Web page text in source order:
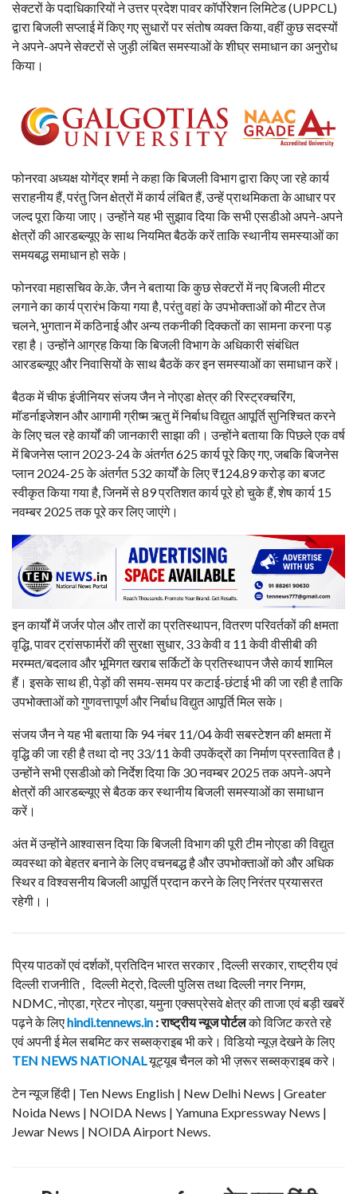
सेक्टरों के पदाधिकारियों ने उत्तर प्रदेश पावर कॉर्पोरेशन लिमिटेड (UPPCL)
द्वारा बिजली सप्लाई में किए गए सुधारों पर संतोष व्यक्त किया, वहीं कुछ सदस्यों
ने अपने-अपने सेक्टरों से जुड़ी लंबित समस्याओं के शीघ्र समाधान का अनुरोध
किया।
फोनरवा अध्यक्ष योगेंद्र शर्मा ने कहा कि बिजली विभाग द्वारा किए जा रहे कार्य
सराहनीय हैं, परंतु जिन क्षेत्रों में कार्य लंबित हैं, उन्हें प्राथमिकता के आधार पर
जल्द पूरा किया जाए। उन्होंने यह भी सुझाव दिया कि सभी एसडीओ अपने-अपने
क्षेत्रों की आरडब्ल्यूए के साथ नियमित बैठकें करें ताकि स्थानीय समस्याओं का
समयबद्ध समाधान हो सके।
फोनरवा महासचिव के.के. जैन ने बताया कि कुछ सेक्टरों में नए बिजली मीटर
लगाने का कार्य प्रारंभ किया गया है, परंतु वहां के उपभोक्ताओं को मीटर तेज
चलने, भुगतान में कठिनाई और अन्य तकनीकी दिक्कतों का सामना करना पड़
रहा है। उन्होंने आग्रह किया कि बिजली विभाग के अधिकारी संबंधित
आरडब्ल्यूए और निवासियों के साथ बैठकें कर इन समस्याओं का समाधान करें।
बैठक में चीफ इंजीनियर संजय जैन ने नोएडा क्षेत्र की रिस्ट्रक्चरिंग,
मॉडर्नाइजेशन और आगामी ग्रीष्म ऋतु में निर्बाध विद्युत आपूर्ति सुनिश्चित करने
के लिए चल रहे कार्यों की जानकारी साझा की। उन्होंने बताया कि पिछले एक वर्ष
में बिजनेस प्लान 2023-24 के अंतर्गत 625 कार्य पूरे किए गए, जबकि बिजनेस
प्लान 2024-25 के अंतर्गत 532 कार्यों के लिए ₹124.89 करोड़ का बजट
स्वीकृत किया गया है, जिनमें से 89 प्रतिशत कार्य पूरे हो चुके हैं, शेष कार्य 15
नवम्बर 2025 तक पूरे कर लिए जाएंगे।
इन कार्यों में जर्जर पोल और तारों का प्रतिस्थापन, वितरण परिवर्तकों की क्षमता
वृद्धि, पावर ट्रांसफार्मरों की सुरक्षा सुधार, 33 केवी व 11 केवी वीसीबी की
मरम्मत/बदलाव और भूमिगत खराब सर्किटों के प्रतिस्थापन जैसे कार्य शामिल
हैं। इसके साथ ही, पेड़ों की समय-समय पर कटाई-छंटाई भी की जा रही है ताकि
उपभोक्ताओं को गुणवत्तापूर्ण और निर्बाध विद्युत आपूर्ति मिल सके।
संजय जैन ने यह भी बताया कि 94 नंबर 11/04 केवी सबस्टेशन की क्षमता में
वृद्धि की जा रही है तथा दो नए 33/11 केवी उपकेंद्रों का निर्माण प्रस्तावित है।
उन्होंने सभी एसडीओ को निर्देश दिया कि 30 नवम्बर 2025 तक अपने-अपने
क्षेत्रों की आरडब्ल्यूए से बैठक कर स्थानीय बिजली समस्याओं का समाधान
करें।
अंत में उन्होंने आश्वासन दिया कि बिजली विभाग की पूरी टीम नोएडा की विद्युत
व्यवस्था को बेहतर बनाने के लिए वचनबद्ध है और उपभोक्ताओं को और अधिक
स्थिर व विश्वसनीय बिजली आपूर्ति प्रदान करने के लिए निरंतर प्रयासरत
रहेगी।।
प्रिय पाठकों एवं दर्शकों, प्रतिदिन भारत सरकार , दिल्ली सरकार, राष्ट्रीय एवं
दिल्ली राजनीति , दिल्ली मेट्रो, दिल्ली पुलिस तथा दिल्ली नगर निगम,
NDMC, नोएडा, ग्रेटर नोएडा, यमुना एक्सप्रेसवे क्षेत्र की ताजा एवं बड़ी खबरें
पढ़ने के लिएhindi.tennews.in : राष्ट्रीय न्यूज पोर्टलको विजिट करते रहे
एवं अपनी ई मेल सबमिट कर सब्सक्राइब भी करे। विडियो न्यूज़ देखने के लिए
TEN NEWS NATIONALयूट्यूब चैनल को भी ज़रूर सब्सक्राइब करे।
टेन न्यूज हिंदी | Ten News English | New Delhi News | Greater
Noida News | NOIDA News | Yamuna Expressway News |
Jewar News | NOIDA Airport News.